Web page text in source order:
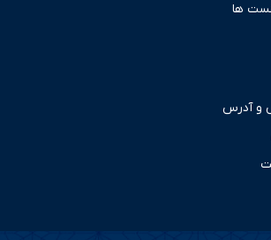
ها
و آدرس